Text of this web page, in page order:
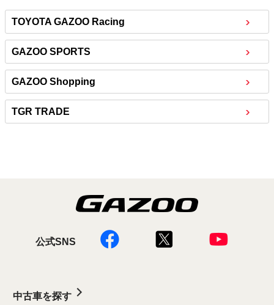
TOYOTA GAZOO Racing
GAZOO SPORTS
GAZOO Shopping
TGR TRADE
公式SNS
中古車を探す